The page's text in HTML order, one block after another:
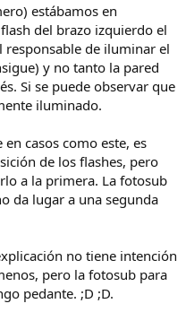
estábamos en
del brazo izquierdo el
responsable de iluminar el
y no tanto la pared
Si se puede observar que
iluminado.
casos como este, es
de los flashes, pero
a la primera. La fotosub
da lugar a una segunda
no tiene intención
pero la fotosub para
pedante. ;D ;D.